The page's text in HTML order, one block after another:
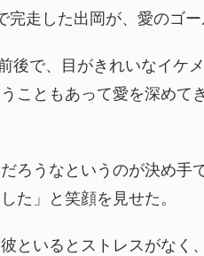
走した出岡が、愛のゴー
後で、目がきれいなイケ
こともあって愛を深めて
ろうなというのが決め手
た」と笑顔を見せた。
といるとストレスがなく